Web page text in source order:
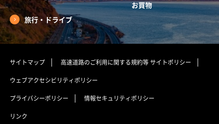
お買物
旅行・ドライブ
サイトマップ 高速道路のご利用に関する規約等サイトポリシー
ウェブアクセシビリティポリシー
プライバシーポリシー 情報セキュリティポリシー
リンク